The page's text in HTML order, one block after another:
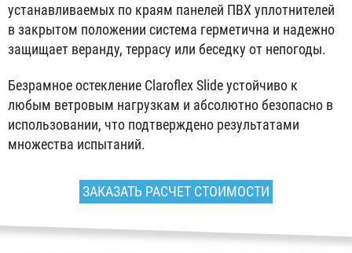
устанавливаемых по краям панелей ПВХ уплотнителей
в закрытом положении система герметична и надежно
защищает веранду, террасу или беседку от непогоды.
Безрамное остекление Claroflex Slide устойчиво к
любым ветровым нагрузкам и абсолютно безопасно в
использовании, что подтверждено результатами
множества испытаний.
ЗАКАЗАТЬ РАСЧЕТ СТОИМОСТИ